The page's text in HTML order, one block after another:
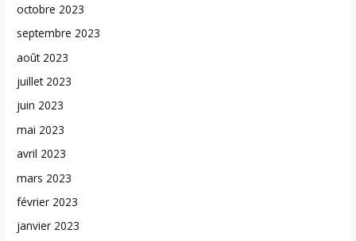
octobre 2023
septembre 2023
août 2023
juillet 2023
juin 2023
mai 2023
avril 2023
mars 2023
février 2023
janvier 2023